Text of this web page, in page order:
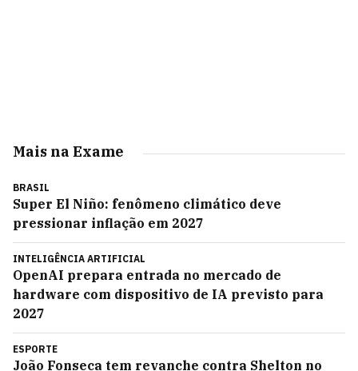
Mais na Exame
BRASIL
Super El Niño: fenômeno climático deve
pressionar inflação em 2027
INTELIGÊNCIA ARTIFICIAL
OpenAI prepara entrada no mercado de
hardware com dispositivo de IA previsto para
2027
ESPORTE
João Fonseca tem revanche contra Shelton no